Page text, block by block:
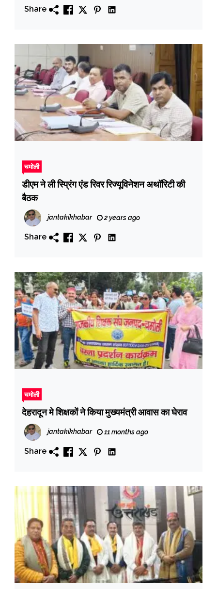
Share
चमोली
डीएम ने ली स्प्रिंग एंड रिवर रिज्यूविनेशन अथॉरिटी की
बैठक
jantakikhabar 2 years ago
Share
चमोली
देहरादून मे शिक्षकों ने किया मुख्यमंत्री आवास का घेराव
jantakikhabar 11 months ago
Share